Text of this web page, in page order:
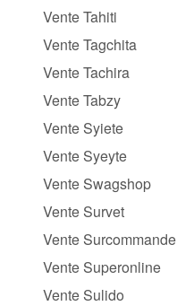
Vente Tahiti
Vente Tagchita
Vente Tachira
Vente Tabzy
Vente Syiete
Vente Syeyte
Vente Swagshop
Vente Survet
Vente Surcommande
Vente Superonline
Vente Sulido